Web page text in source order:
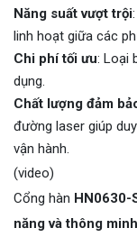
Năng suất vượt trội
linh hoạt giữa các
Chi phí tối ưu: Loại
dụng.
Chất lượng đảm
đường laser giúp
vận hành.
(video)
Cổng hàn HN0630-
năng và thông minh